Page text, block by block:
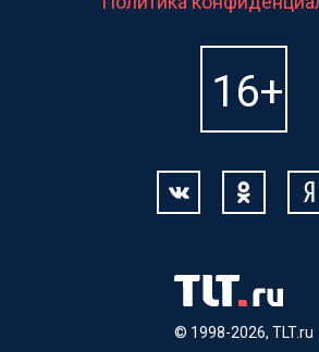
© 1998-2026, TLT.ru